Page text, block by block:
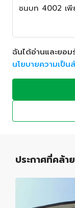
ฉันได้อ่านและยอม
นโยบายความเป็น
ประกาศที่คล้า